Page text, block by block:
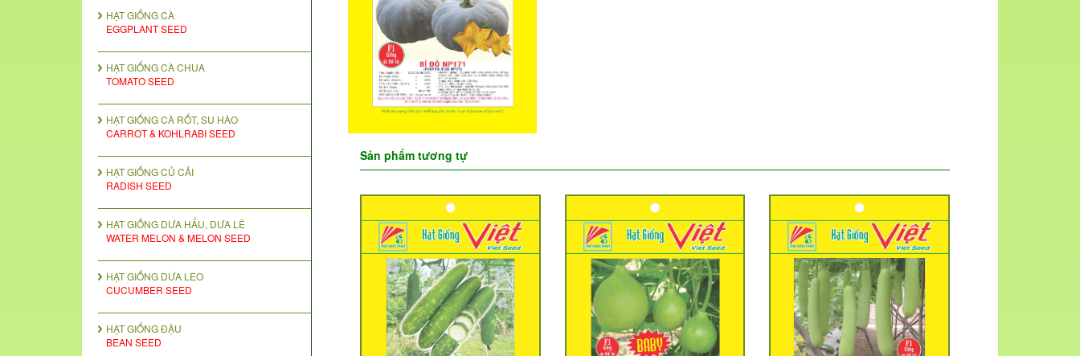
HẠT GIỐNG CÀ
EGGPLANT SEED
HẠT GIỐNG CÀ CHUA
TOMATO SEED
HẠT GIỐNG CÀ RỐT, SU HÀO
CARROT & KOHLRABI SEED
HẠT GIỐNG CỦ CẢI
RADISH SEED
HẠT GIỐNG DƯA HẤU, DƯA LÊ
WATER MELON & MELON SEED
HẠT GIỐNG DƯA LEO
CUCUMBER SEED
HẠT GIỐNG ĐẬU
BEAN SEED
Sản phẩm tương tự